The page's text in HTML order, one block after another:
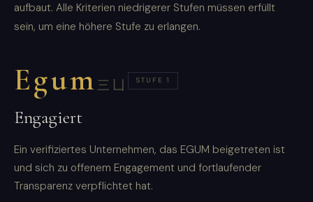
aufbaut. Alle Kriterien niedrigerer Stufen müssen erfüllt
sein, um eine höhere Stufe zu erlangen.
Egum 三凵 STUFE 1
Engagiert
Ein verifiziertes Unternehmen, das EGUM beigetreten ist
und sich zu offenem Engagement und fortlaufender
Transparenz verpflichtet hat.